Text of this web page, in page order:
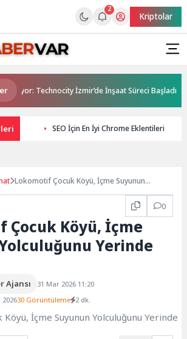
2
Kriptolar
Technocity İzmir’de İnşaat Süreci Başladı
SEO İçin En İyi Chrome Eklentileri
Lokomotif Çocuk Köyü, İçme Suyunun
0
Çocuk Köyü, İçme
Yerinde
Ajansı
31 Mar 2026 11:20
30 Görüntüleme 2 dk.